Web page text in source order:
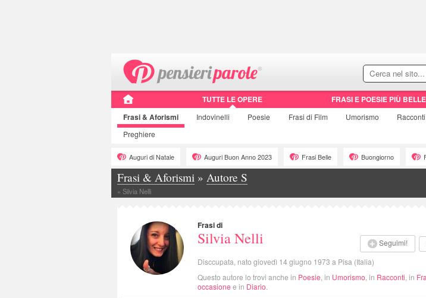
TUTTE LE OPERE FRASI E POESIE PIÙ BELLE
Frasi& Aforismi Indovinelli Poesie Frasi di Film Umorismo Racconti
Preghiere
Auguri di Natale Auguri Buon Anno 2023 Frasi Belle Buongiorno
Frasi & Aforismi » Autore S
» Silvia Nelli
Seguimi!
Frasi di
Silvia Nelli
Disccupata, nato giovedì 14 giugno 1973 a Pisa (Italia)
Questo autore lo trovi anche in Poesie , in Umorismo , in Racconti , in
occasione e in Diario